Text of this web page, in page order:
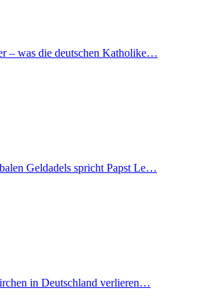
– was die deutschen Katholike…
Geldadels spricht Papst Le…
in Deutschland verlieren…